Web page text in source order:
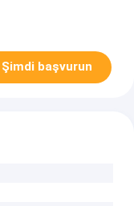
Şimdi başvurun